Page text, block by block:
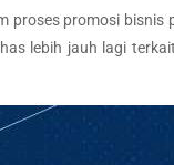
proses promosi
lebih jauh lagi